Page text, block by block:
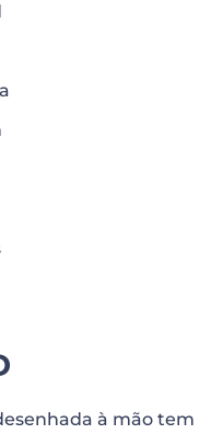
à mão tem